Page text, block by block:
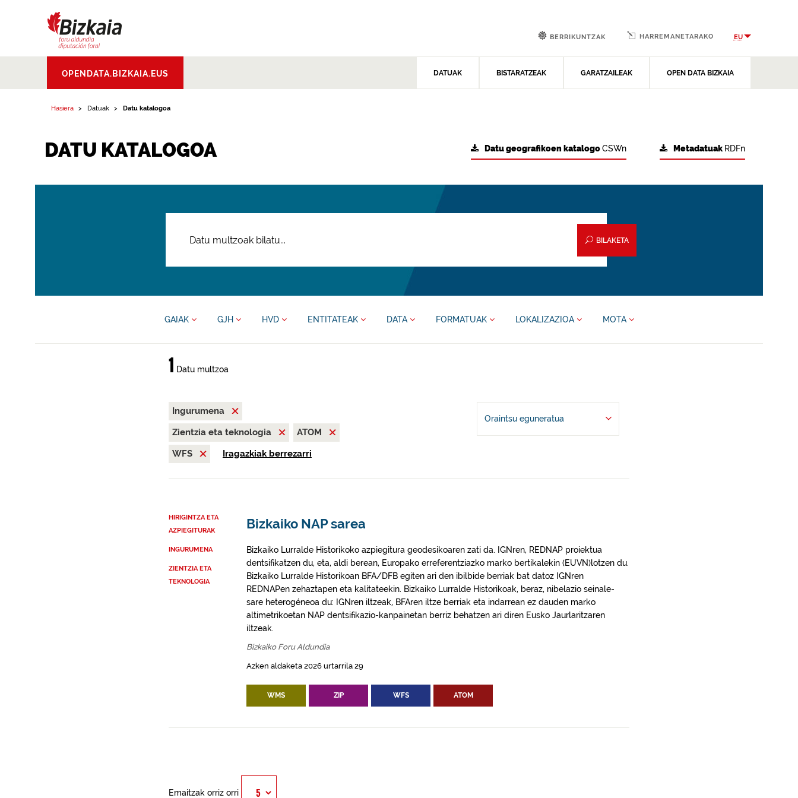
Aldundia.Diputacion
Foral de Bizkaia
OPENDATA.BIZKAIA.EUS DATUAK BISTARATZEAK GARATZAILEAK OPEN DATA BIZKAIA
BERRIKUNTZAK HARREMANETARAKO EU
Hasiera Datuak Datu katalogoa
DATU KATALOGOA Metadatuak RDFn
Datu geografikoen katalogoCSWn
BILAKETA
GAIAK GJH HVD ENTITATEAK DATA FORMATUAK LOKALIZAZIOA MOTA
1 Datu multzoa
Ingurumena
Zientzia eta teknologia
ATOM
WFS
Iragazkiak berrezarri
Oraintsu eguneratua
HIRIGINTZA ETA
AZPIEGITURAK
INGURUMENA
ZIENTZIA ETA
TEKNOLOGIA
Bizkaiko NAP sarea
Bizkaiko Lurralde Historikoko azpiegitura geodesikoaren zati da. IGNren, REDNAP proiektua
dentsifikatzen du, eta, aldi berean, Europako erreferentziazko marko bertikalekin (EUVN)lotzen du.
Bizkaiko Lurralde Historikoan BFA/DFB egiten ari den ibilbide berriak bat datoz IGNren
REDNAPen zehaztapen eta kalitateekin. Bizkaiko Lurralde Historikoak, beraz, nibelazio seinale-
sare heterogéneoa du: IGNren iltzeak, BFAren iltze berriak eta indarrean ez dauden marko
altimetrikoetan NAP dentsifikazio-kanpainetan berriz behatzen ari diren Eusko Jaurlaritzaren
iltzeak.
Bizkaiko Foru Aldundia
Azken aldaketa 2026 urtarrila 29
WMS ZIP WFS ATOM
Emaitzak orriz orri